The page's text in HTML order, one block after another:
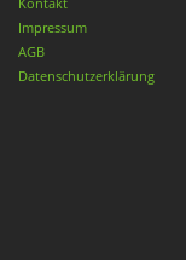
Impressum
AGB
Datenschutzerklärung